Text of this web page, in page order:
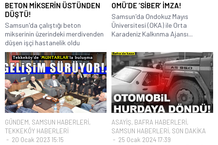
BETON MİKSERİN ÜSTÜNDEN
DÜŞTÜ!
Samsun'da çalıştığı beton
mikserinin üzerindeki merdivenden
düşen işçi hastanelik oldu
OMÜ’DE ‘SİBER’ İMZA!
Samsun'da Ondokuz Mayıs
Üniversitesi (OKA) ile Orta
Karadeniz Kalkınma Ajansı...
GÜNDEM, SAMSUN HABERLERİ,
TEKKEKÖY HABERLERİ
20 Ocak 2023 15:15
ASAYİŞ, BAFRA HABERLERİ,
SAMSUN HABERLERİ, SON DAKİKA
25 Ocak 2024 17:39